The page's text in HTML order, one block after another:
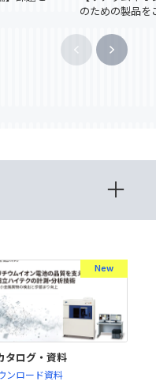
のための製品を
New
タログ・資料
ンロード資料